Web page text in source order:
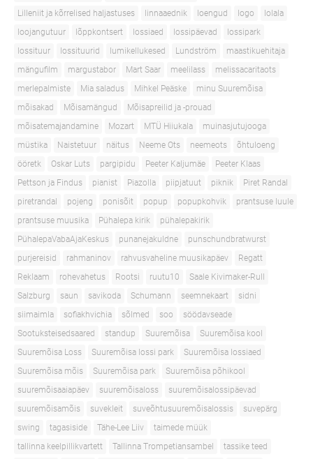
Lilleniit ja kõrrelised haljastuses
linnaaednik loengud logo
lolala
loojangutuur
lõppkontsert lossiaed lossipäevad
lossipark
lossituur
lossituurid lumikellukesed Lundström
maastikuehitaja
mängufilm
margustabor Mart Saar meelilass
melissacaritaots
merlepalmiste
Mia saladus Mihkel Peäske
minu Suuremõisa
mõisakad
Mõisamängud
Mõisapreilid ja -prouad
mõisatemajandamine
Mozart MTÜ Hiiukala
muinasjutujooga
müstika
Naistetuur näitus Neeme Ots neemeots
õhtuloeng
ööretk
Oskar Luts pargipidu Peeter Kaljumäe
Peeter Klaas
Pettson ja Findus
pianist Piazolla piipjatuut piknik
Piret Randal
piretrandal
pojeng ponisõit popup popupkohvik
prantsuse luule
prantsuse muusika
Pühalepa kirik
pühalepakirik
PühalepaVabaAjaKeskus
punanejakuldne
punschundbratwurst
purjereisid
rahmaninov rahvusvaheline muusikapäev
Regatt
Reklaam
rohevahetus Rootsi ruutu10
Saale Kivimaker-Rull
Salzburg
saun savikoda Schumann seemnekaart
sidni
siimaimla
sofiakhvichia sõlmed soo
söödavseade
Sootuksteisedsaared
standup Suuremõisa
Suuremõisa kool
Suuremõisa Loss
Suuremõisa lossi park
Suuremõisa lossiaed
Suuremõisa mõis
Suuremõisa park
Suuremõisa põhikool
suuremõisaaiapäev
suuremõisaloss
suuremõisalossipäevad
suuremõisamõis
suvekleit suveõhtusuuremõisalossis
suvepärg
swing
tagasiside Tähe-Lee Liiv
taimede müük
tallinna keelpillikvartett
Tallinna Trompetiansambel
tassike teed